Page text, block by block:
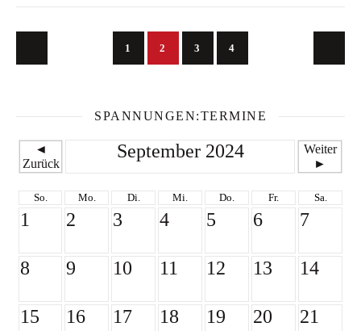
1 2 3 4
SPANNUNGEN:TERMINE
◄
Zurück
September 2024
Weiter
►
So. Mo. Di. Mi. Do. Fr. Sa.
1 2 3 4 5 6 7
8 9 10 11 12 13 14
15 16 17 18 19 20 21